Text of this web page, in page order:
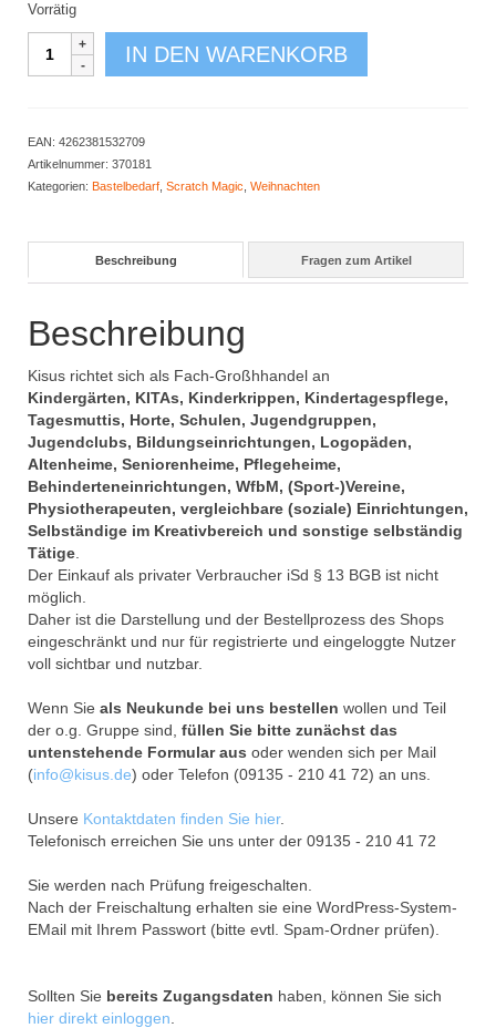
Vorrätig
Scratch
Art
IN DEN WARENKORB
EAN: 4262381532709
Artikelnummer: 370181
Kategorien: Bastelbedarf Scratch Magic Weihnachten
Beschreibung Fragen zum Artikel
Beschreibung
Kisus richtet sich als Fach-Großhhandel an
Kindergärten, KITAs, Kinderkrippen, Kindertagespflege,
Tagesmuttis, Horte, Schulen, Jugendgruppen,
Jugendclubs, Bildungseinrichtungen, Logopäden,
Altenheime, Seniorenheime, Pflegeheime,
Behinderteneinrichtungen, WfbM, (Sport-)Vereine,
Physiotherapeuten, vergleichbare (soziale) Einrichtungen,
Selbständige im Kreativbereich und sonstige selbständig
Tätige
Der Einkauf als privater Verbraucher iSd § 13 BGB ist nicht
möglich.
Daher ist die Darstellung und der Bestellprozess des Shops
eingeschränkt und nur für registrierte und eingeloggte Nutzer
voll sichtbar und nutzbar.
Wenn Sie als Neukunde bei uns bestellen wollen und Teil
der o.g. Gruppe sind, füllen Sie bitte zunächst das
untenstehende Formular aus oder wenden sich per Mail
(info@kisus.de) oder Telefon (09135 - 210 41 72) an uns.
Unsere Kontaktdaten finden Sie hier.
Telefonisch erreichen Sie uns unter der 09135 - 210 41 72
Sie werden nach Prüfung freigeschalten.
Nach der Freischaltung erhalten sie eine WordPress-System-
EMail mit Ihrem Passwort (bitte evtl. Spam-Ordner prüfen).
Sollten Sie bereits Zugangsdaten haben, können Sie sich
hier direkt einloggen